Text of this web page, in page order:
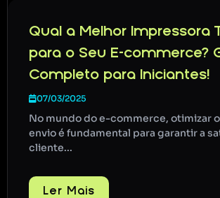
Qual a Melhor Impressora
para o Seu E-commerce?
Completo para Iniciantes!
07/03/2025
No mundo do e-commerce, otimizar
envio é fundamental para garantir a
cliente...
Ler Mais